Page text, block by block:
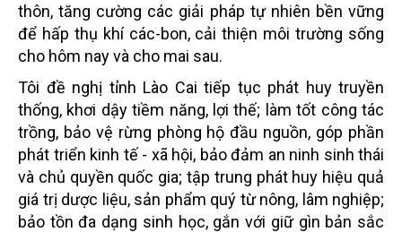
thôn, tăng cường các giải pháp tự nhiên bền vững
để hấp thụ khí các-bon, cải thiện môi trường sống
cho hôm nay và cho mai sau.
Tôi đề nghị tỉnh Lào Cai tiếp tục phát huy truyền
thống, khơi dậy tiềm năng, lợi thế; làm tốt công tác
trồng, bảo vệ rừng phòng hộ đầu nguồn, góp phần
phát triển kinh tế - xã hội, bảo đảm an ninh sinh thái
và chủ quyền quốc gia; tập trung phát huy hiệu quả
giá trị dược liệu, sản phẩm quý từ nông, lâm nghiệp;
bảo tồn đa dạng sinh học, gắn với giữ gìn bản sắc